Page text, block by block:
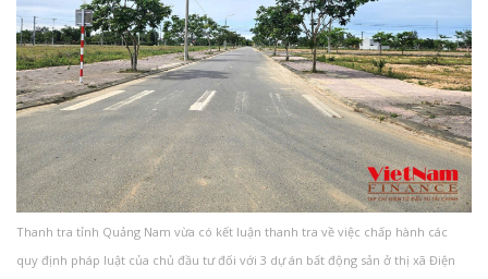
Thanh tra tỉnh Quảng Nam vừa có kết luận thanh tra về việc chấp hành các
quy định pháp luật của chủ đầu tư đối với 3 dự án bất động sản ở thị xã Điện